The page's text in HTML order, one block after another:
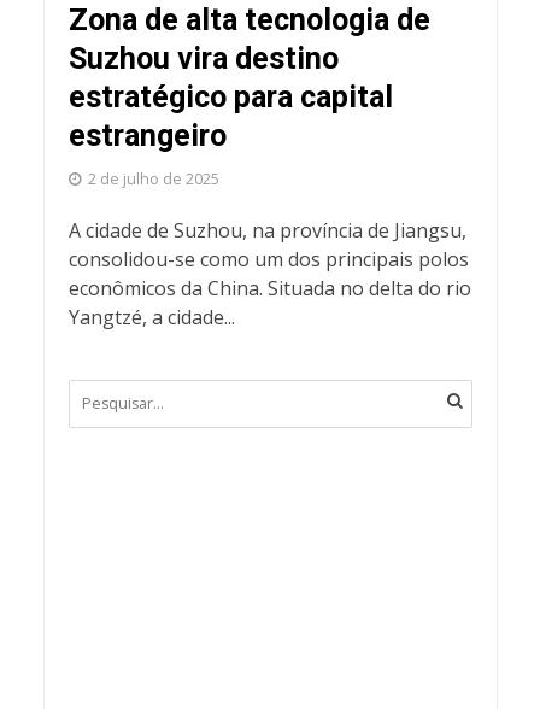
Zona de alta tecnologia de
Suzhou vira destino
estratégico para capital
estrangeiro
2 de julho de 2025
A cidade de Suzhou, na província de Jiangsu,
consolidou-se como um dos principais polos
econômicos da China. Situada no delta do rio
Yangtzé, a cidade...